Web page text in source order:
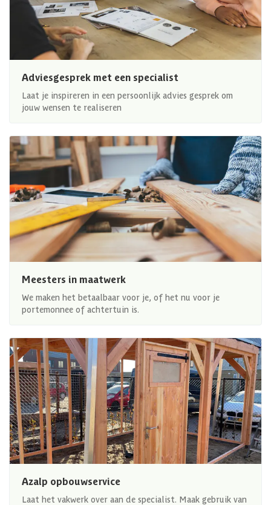
Adviesgesprek met een specialist
Laat je inspireren in een persoonlijk advies gesprek om
jouw wensen te realiseren
Meesters in maatwerk
We maken het betaalbaar voor je, of het nu voor je
portemonnee of achtertuin is.
Azalp opbouwservice
Laat het vakwerk over aan de specialist. Maak gebruik van